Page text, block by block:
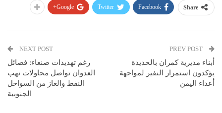
Share
Facebook
Twitter
Google+
أبناء مديرية كمران بالحديدة
يؤكدون استمرار النفير لمواجهة
أعداء اليمن
NEXT POST
رغم تهديدات صنعاء: فصائل
العدوان تواصل محاولات نهب
النفط والغاز من السواحل
الجنوبية